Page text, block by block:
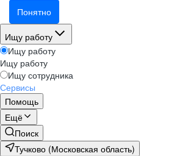
Понятно
Ищу работу
Ищу работу
Ищу работу
Ищу сотрудника
Сервисы
Помощь
Ещё
Поиск
Тучково (Московская область)